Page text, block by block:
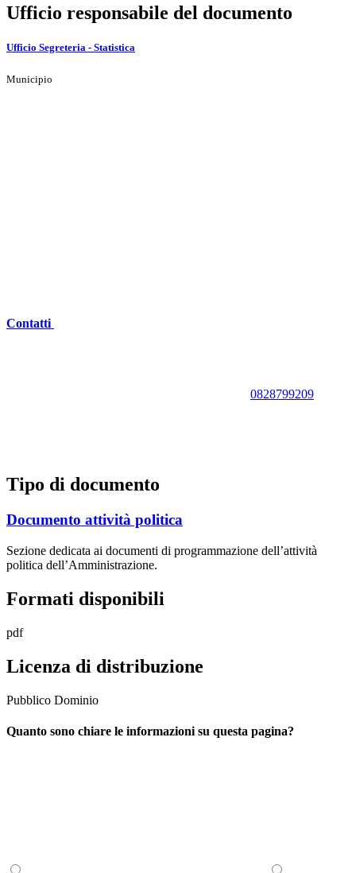
Ufficio responsabile del documento
Ufficio Segreteria - Statistica
Municipio
Contatti
0828799209
Tipo di documento
Documento attività politica
Sezione dedicata ai documenti di programmazione dell’attività
politica dell’Amministrazione.
Formati disponibili
pdf
Licenza di distribuzione
Pubblico Dominio
Quanto sono chiare le informazioni su questa pagina?